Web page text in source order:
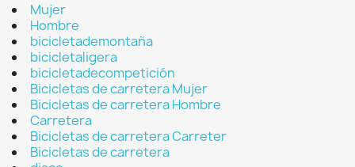
Mujer
Hombre
bicicletademontaña
bicicletaligera
bicicletadecompetición
Bicicletas de carretera Mujer
Bicicletas de carretera Hombre
Carretera
Bicicletas de carretera Carreter
Bicicletas de carretera